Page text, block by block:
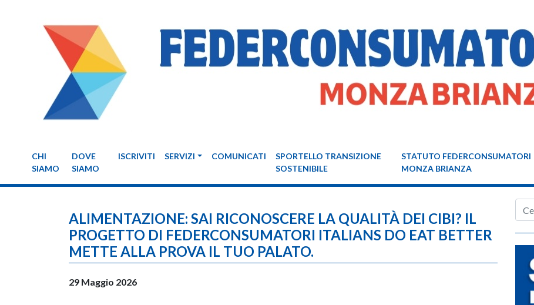
CHI
SIAMO
DOVE
SIAMO
ISCRIVITI SERVIZI COMUNICATI
SPORTELLO TRANSIZIONE
SOSTENIBILE
STATUTO FEDERCONSUMATORI
MONZA BRIANZA
ALIMENTAZIONE: SAI RICONOSCERE LA QUALITÀ DEI CIBI? IL
PROGETTO DI FEDERCONSUMATORI ITALIANS DO EAT BETTER
METTE ALLA PROVA IL TUO PALATO.
29 Maggio 2026
Cerca